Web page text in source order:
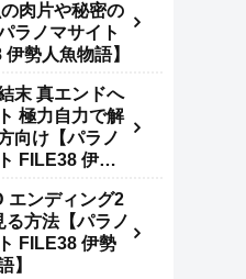
肉片や秘密の
ラノマサイト
伊勢人魚物語】
末 真エンドへ
極力自力で解
向け【パラノ
FILE38 伊勢
エンディング2
る方法【パラノ
FILE38 伊勢
】